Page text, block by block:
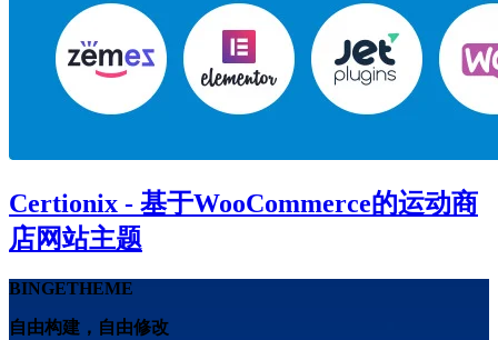
Certionix - 基于WooCommerce的运动商
店网站主题
BINGETHEME
自由构建，自由修改